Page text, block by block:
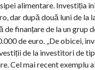
alimentare. Investiția
dar după două luni de la
de finanțare de la un grup
de euro. „De obicei,
de la investitori de
Cel mai recent exemplu